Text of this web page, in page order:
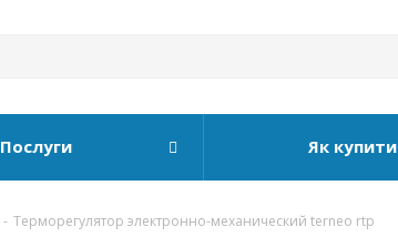
Послуги Як купити
- Терморегулятор электронно-механический terneo rtp